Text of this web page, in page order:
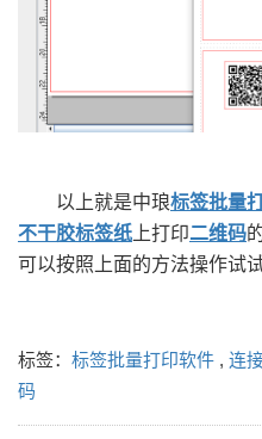
以上就是中琅标签批量
不干胶标签纸 上打印二维码
可以按照上面的方法操作试试
标签： 标签批量打印软件 , 连
码